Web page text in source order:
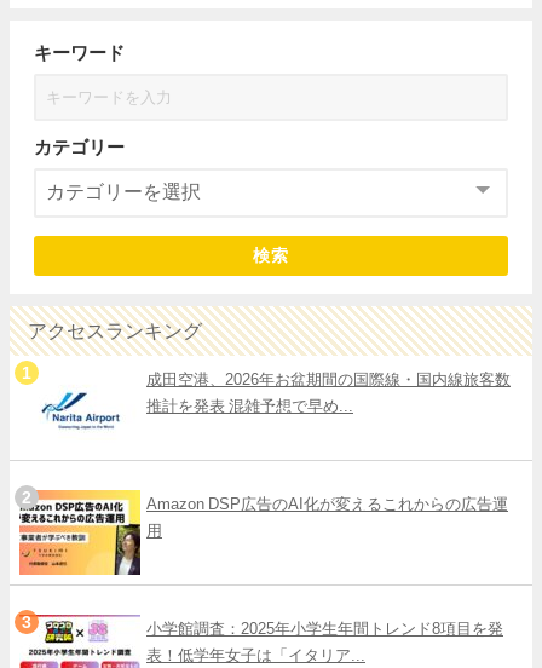
キーワード
カテゴリー
検索
アクセスランキング
成田空港、2026年お盆期間の国際線・国内線旅客数
推計を発表 混雑予想で早め...
Amazon DSP広告のAI化が変えるこれからの広告運
用
小学館調査：2025年小学生年間トレンド8項目を発
表！低学年女子は「イタリア...